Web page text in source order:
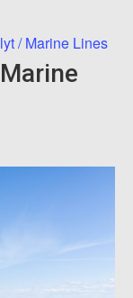
/ Marine Lines